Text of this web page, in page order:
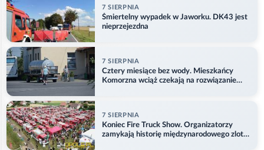
7 SIERPNIA
Śmiertelny wypadek w Jaworku. DK43 jest
nieprzejezdna
7 SIERPNIA
Cztery miesiące bez wody. Mieszkańcy
Komorzna wciąż czekają na rozwiązanie
7 SIERPNIA
Koniec Fire Truck Show. Organizatorzy
zamykają historię międzynarodowego zlotu